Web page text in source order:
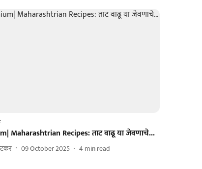
Maharashtrian Recipes: ताट वाढू या जेवणाचे...
09 October 2025 4 min read